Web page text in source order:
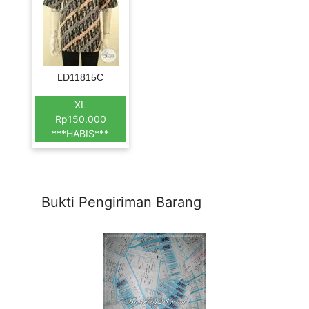
LD11815C
XL
Rp150.000
***HABIS***
Bukti Pengiriman Barang